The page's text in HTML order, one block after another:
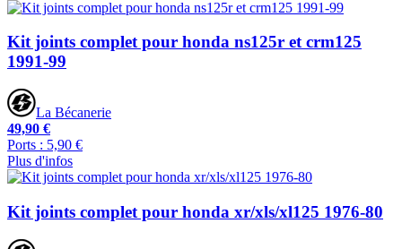
Kit joints complet pour honda ns125r et crm125
1991-99
La Bécanerie
49,90 €
Ports : 5,90 €
Plus d'infos
Kit joints complet pour honda xr/xls/xl125 1976-80